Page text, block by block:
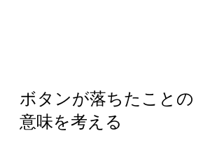
ボタンが落ちたことの
意味を考える